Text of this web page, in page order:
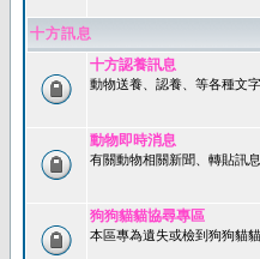
十方訊息
十方認養訊息
動物送養、認養、等各種文
動物即時消息
有關動物相關新聞、轉貼訊
狗狗貓貓協尋專區
本區專為遺失或檢到狗狗貓